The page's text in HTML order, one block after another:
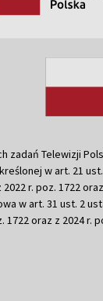
zadań Telewizji
w art. 21
r. poz. 1722
w art. 31 ust. 2
1722 oraz z 2024 r.